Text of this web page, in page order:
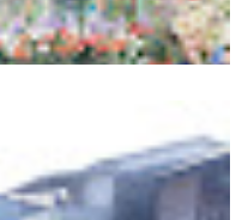
Melaju ke Final MTQ